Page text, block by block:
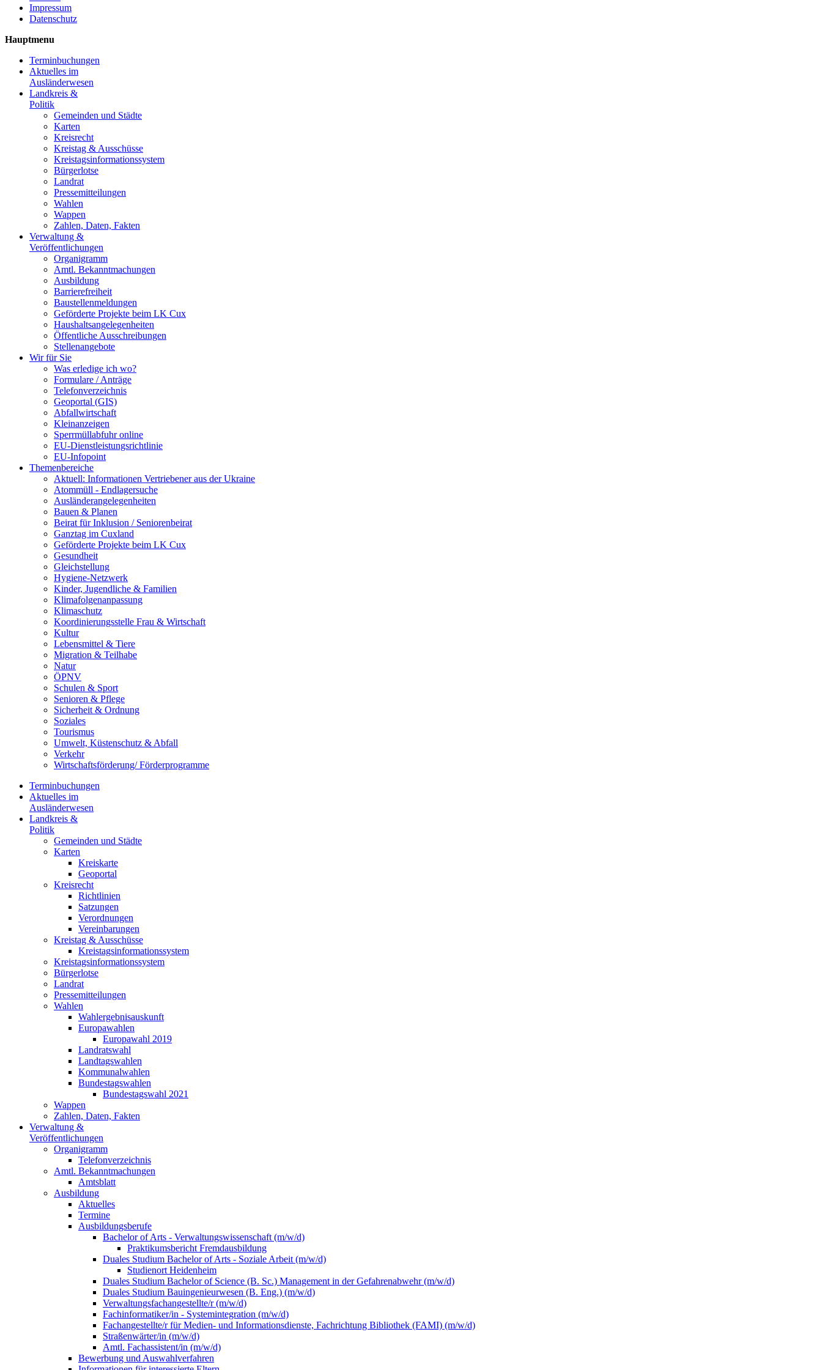
Impressum
Datenschutz
Hauptmenu
Terminbuchungen
Aktuelles im
Ausländerwesen
Landkreis &
Politik
Gemeinden und Städte
Karten
Kreisrecht
Kreistag & Ausschüsse
Kreistagsinformationssystem
Bürgerlotse
Landrat
Pressemitteilungen
Wahlen
Wappen
Zahlen, Daten, Fakten
Verwaltung &
Veröffentlichungen
Organigramm
Amtl. Bekanntmachungen
Ausbildung
Barrierefreiheit
Baustellenmeldungen
Geförderte Projekte beim LK Cux
Haushaltsangelegenheiten
Öffentliche Ausschreibungen
Stellenangebote
Wir für Sie
Was erledige ich wo?
Formulare / Anträge
Telefonverzeichnis
Geoportal (GIS)
Abfallwirtschaft
Kleinanzeigen
Sperrmüllabfuhr online
EU-Dienstleistungsrichtlinie
EU-Infopoint
Themenbereiche
Aktuell: Informationen Vertriebener aus der Ukraine
Atommüll - Endlagersuche
Ausländerangelegenheiten
Bauen & Planen
Beirat für Inklusion / Seniorenbeirat
Ganztag im Cuxland
Geförderte Projekte beim LK Cux
Gesundheit
Gleichstellung
Hygiene-Netzwerk
Kinder, Jugendliche & Familien
Klimafolgenanpassung
Klimaschutz
Koordinierungsstelle Frau & Wirtschaft
Kultur
Lebensmittel & Tiere
Migration & Teilhabe
Natur
ÖPNV
Schulen & Sport
Senioren & Pflege
Sicherheit & Ordnung
Soziales
Tourismus
Umwelt, Küstenschutz & Abfall
Verkehr
Wirtschaftsförderung/ Förderprogramme
Terminbuchungen
Aktuelles im
Ausländerwesen
Landkreis &
Politik
Gemeinden und Städte
Karten
Kreiskarte
Geoportal
Kreisrecht
Richtlinien
Satzungen
Verordnungen
Vereinbarungen
Kreistag & Ausschüsse
Kreistagsinformationssystem
Kreistagsinformationssystem
Bürgerlotse
Landrat
Pressemitteilungen
Wahlen
Wahlergebnisauskunft
Europawahlen
Europawahl 2019
Landratswahl
Landtagswahlen
Kommunalwahlen
Bundestagswahlen
Bundestagswahl 2021
Wappen
Zahlen, Daten, Fakten
Verwaltung &
Veröffentlichungen
Organigramm
Telefonverzeichnis
Amtl. Bekanntmachungen
Amtsblatt
Ausbildung
Aktuelles
Termine
Ausbildungsberufe
Bachelor of Arts - Verwaltungswissenschaft (m/w/d)
Praktikumsbericht Fremdausbildung
Duales Studium Bachelor of Arts - Soziale Arbeit (m/w/d)
Studienort Heidenheim
Duales Studium Bachelor of Science (B. Sc.) Management in der Gefahrenabwehr (m/w/d)
Duales Studium Bauingenieurwesen (B. Eng.) (m/w/d)
Verwaltungsfachangestellte/r (m/w/d)
Fachinformatiker/in - Systemintegration (m/w/d)
Fachangestellte/r für Medien- und Informationsdienste, Fachrichtung Bibliothek (FAMI) (m/w/d)
Straßenwärter/in (m/w/d)
Amtl. Fachassistent/in (m/w/d)
Bewerbung und Auswahlverfahren